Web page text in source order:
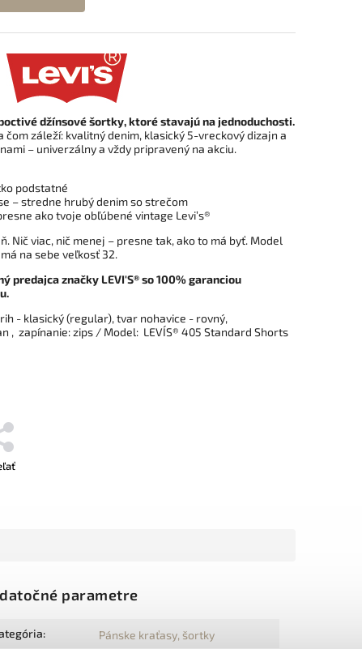
džínsové šortky, ktoré stavajú na jednoduchosti.
čom záleží: kvalitný denim, klasický 5-vreckový dizajn a
– univerzálny a vždy pripravený na akciu.
podstatné
– stredne hrubý denim so strečom
ako tvoje obľúbené vintage Levi’s®
Nič viac, nič menej – presne tak, ako to má byť. Model
na sebe veľkosť 32.
predajca značky LEVI'S® so 100% garanciou
- klasický (regular), tvar nohavice - rovný,
, zapínanie: zips / Model: LEVI´S® 405 Standard Shorts
parametre
: Pánske kraťasy, šortky